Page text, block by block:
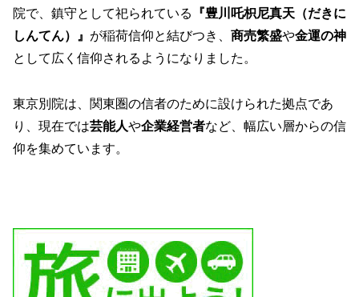
院で、鎮守として祀られている
『豊川吒枳尼真天（だきに
しんてん）』 が稲荷信仰と結びつき、 商売繁盛や金運の神
として広く信仰されるようになりました。
東京別院は、関東圏の信者のために設けられた拠点であ
り、現在では芸能人や企業経営者など、幅広い層からの信
仰を集めています。